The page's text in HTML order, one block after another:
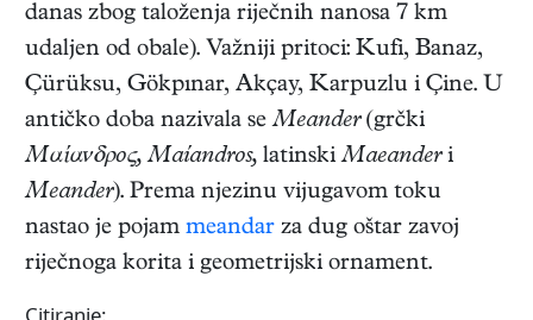
danas zbog taloženja riječnih nanosa 7 km
udaljen od obale). Važniji pritoci: Kufi, Banaz,
Çürüksu, Gökpınar, Akçay, Karpuzlu i Çine. U
antičko doba nazivala seMeander(grčki
Μαίανδρος, Maíandros, latinskiMaeanderi
Meander). Prema njezinu vijugavom toku
nastao je pojam meandar za dug oštar zavoj
riječnoga korita i geometrijski ornament.